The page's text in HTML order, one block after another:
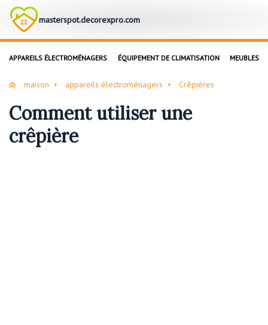
masterspot.decorexpro.com
APPAREILS ÉLECTROMÉNAGERS ÉQUIPEMENT DE CLIMATISATION MEUBLES
maison appareils électroménagers Crêpières
Comment utiliser une
crêpière